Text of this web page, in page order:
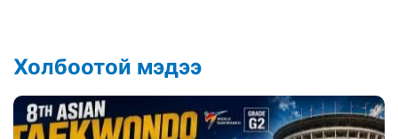
Холбоотой мэдээ